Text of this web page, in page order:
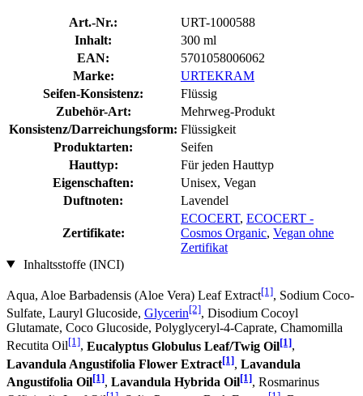
Art.-Nr.:
URT-1000588
Inhalt:
300 ml
EAN:
5701058006062
Marke:
URTEKRAM
Seifen-Konsistenz:
Flüssig
Zubehör-Art:
Mehrweg-Produkt
Konsistenz/Darreichungsform: Flüssigkeit
Produktarten:
Seifen
Hauttyp:
Für jeden Hauttyp
Eigenschaften:
Unisex, Vegan
Duftnoten:
Lavendel
Zertifikate:
ECOCERT, ECOCERT -
Cosmos Organic, Vegan ohne
Zertifikat
Inhaltsstoffe (INCI)
Aqua, Aloe Barbadensis (Aloe Vera) Leaf Extract[1], Sodium Coco­
Sulfate, Lauryl Glucoside, Glycerin[2], Disodium Cocoyl
Glutamate, Coco Glucoside, Polyglyceryl-4-Caprate, Chamomilla
Recutita Oil[1], Eucalyptus Globulus Leaf/Twig Oil[1],
Lavandula Angustifolia Flower Extract[1], Lavandula
Angustifolia Oil[1], Lavandula Hybrida Oil[1], Rosmarinus